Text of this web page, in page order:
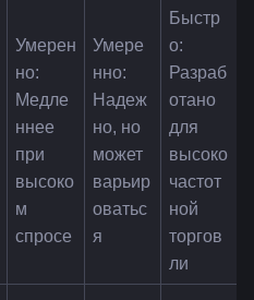
Умерен
но:
Медле
ннее
при
высоко
м
спросе
Умере
нно:
Надеж
но, но
может
варьир
оватьс
я
Быстр
о:
Разраб
отано
для
высоко
частот
ной
торгов
ли